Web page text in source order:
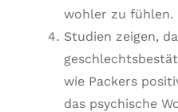
wohler zu fühlen.
Studien zeigen,
wie Packers
das psychische